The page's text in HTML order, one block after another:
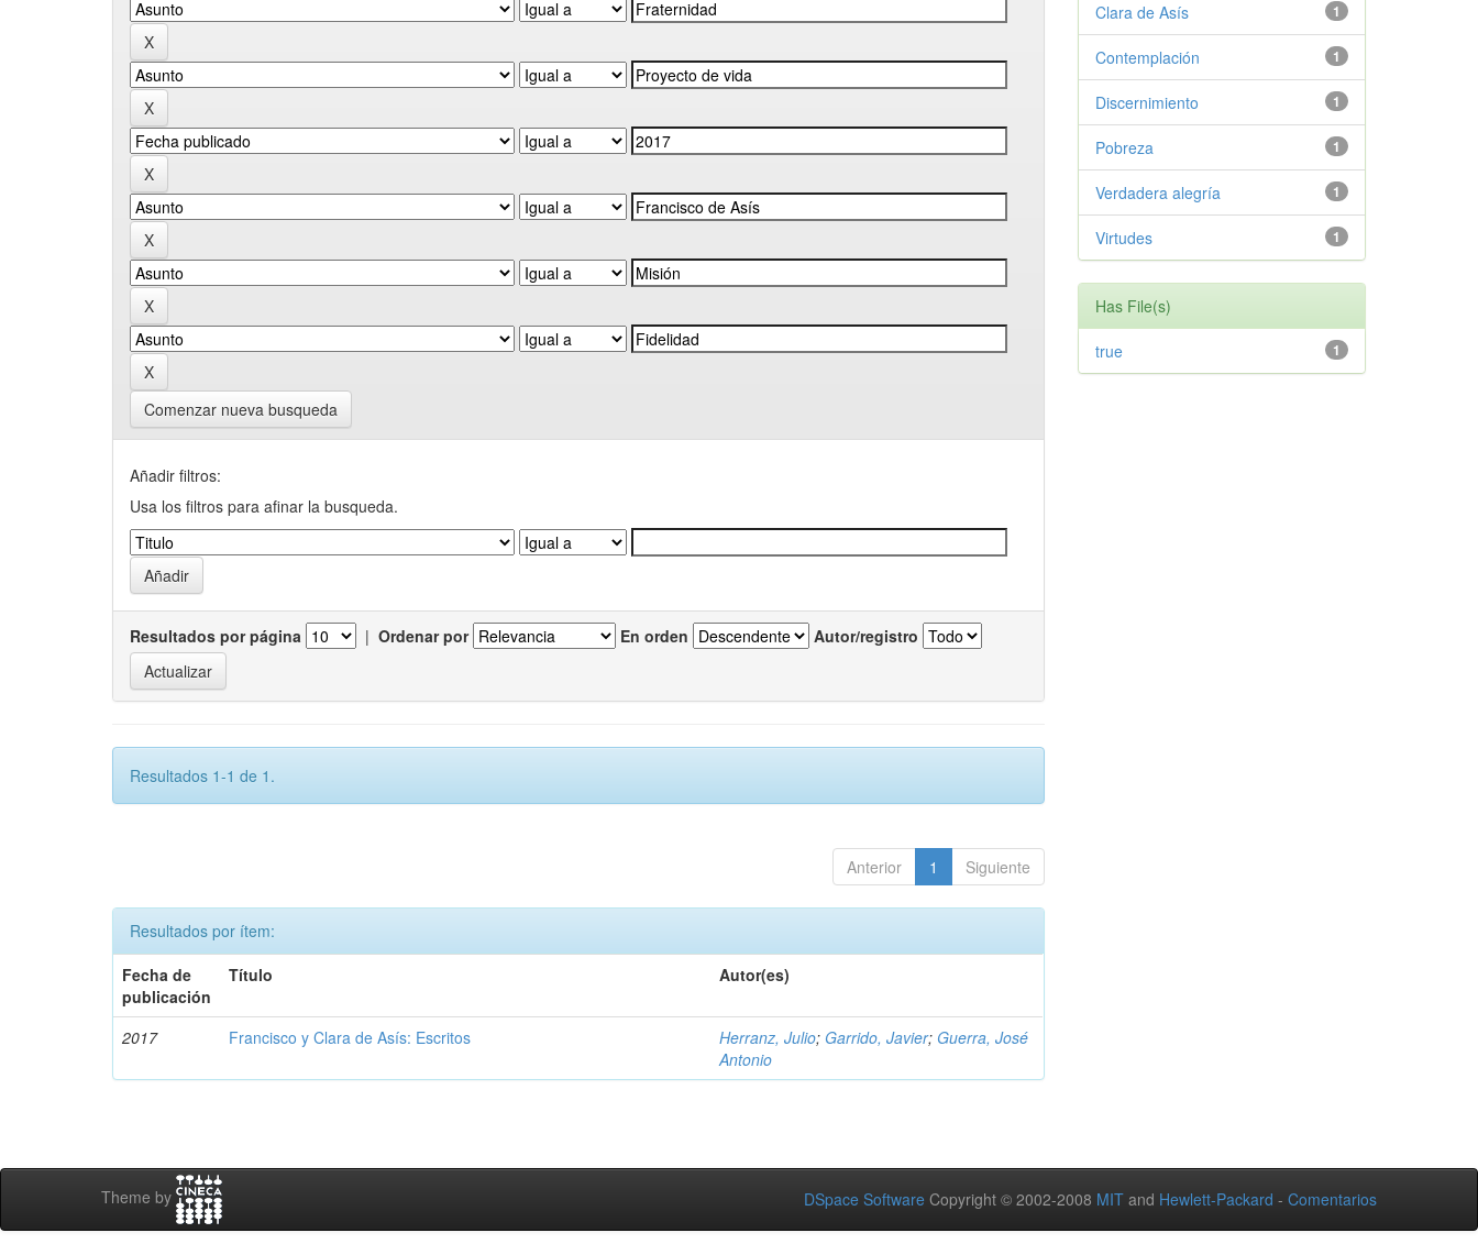
Comenzar nueva busqueda
Añadir filtros:
Usa los filtros para afinar la busqueda.
Resultados por página | Ordenar por En orden Autor/registro
Resultados 1-1 de 1.
Anterior 1 Siguiente
Resultados por ítem:
Fecha de
publicación
Título Autor(es)
2017 Francisco y Clara de Asís: Escritos Herranz, Julio; Garrido, Javier; Guerra, José
Antonio
1
Clara de Asís
1
Contemplación
1
Discernimiento
1
Pobreza
1
Verdadera alegría
1
Virtudes
Has File(s)
1
true
Theme by DSpace Software Copyright © 2002-2008 MIT and Hewlett-Packard - Comentarios